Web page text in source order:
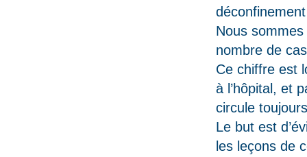
Nous
nombre de
Ce chiffre est
à l’hôpital, et
circule
Le but est
les leçons de